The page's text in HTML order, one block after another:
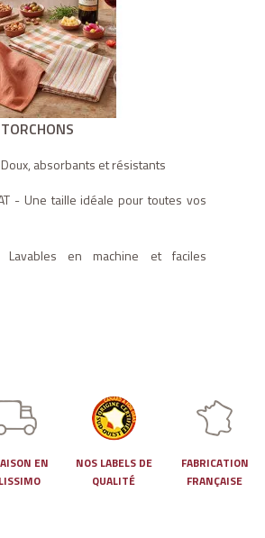
Doux, absorbants et résistants
- Une taille idéale pour toutes vos
- Lavables en machine et faciles
EN
NOS LABELS DE
QUALITÉ
FABRICATION
FRANÇAISE